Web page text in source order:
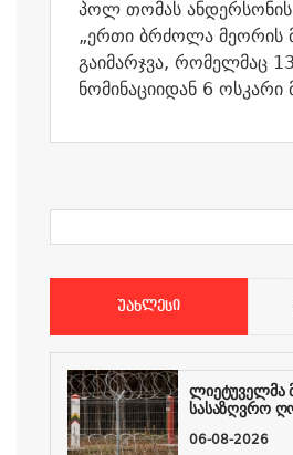
პოლ თომას
„ერთი ბრძოლა მეორის
გაიმარჯვა, რომელმაც 13
ნომინაციიდან 6 ოსკარი
ᲣᲐᲮᲚᲔᲡᲘ
ლიეტუველმა
სასაზღვრო
06-08-2026